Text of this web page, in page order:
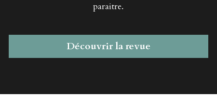
paraitre.
Découvrir la revue